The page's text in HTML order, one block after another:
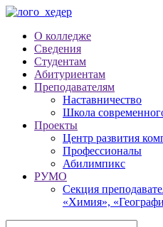
О колледже
Сведения
Студентам
Абитуриентам
Преподавателям
Наставничество
Школа
Проекты
Центр развития
Профессионалы
Абилимпикс
РУМО
Секция
«Химия»,